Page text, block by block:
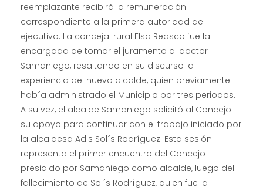
reemplazante recibirá la remuneración
correspondiente a la primera autoridad del
ejecutivo. La concejal rural Elsa Reasco fue la
encargada de tomar el juramento al doctor
Samaniego, resaltando en su discurso la
experiencia del nuevo alcalde, quien previamente
había administrado el Municipio por tres periodos.
A su vez, el alcalde Samaniego solicitó al Concejo
su apoyo para continuar con el trabajo iniciado por
la alcaldesa Adis Solís Rodríguez. Esta sesión
representa el primer encuentro del Concejo
presidido por Samaniego como alcalde, luego del
fallecimiento de Solís Rodríguez, quien fue la